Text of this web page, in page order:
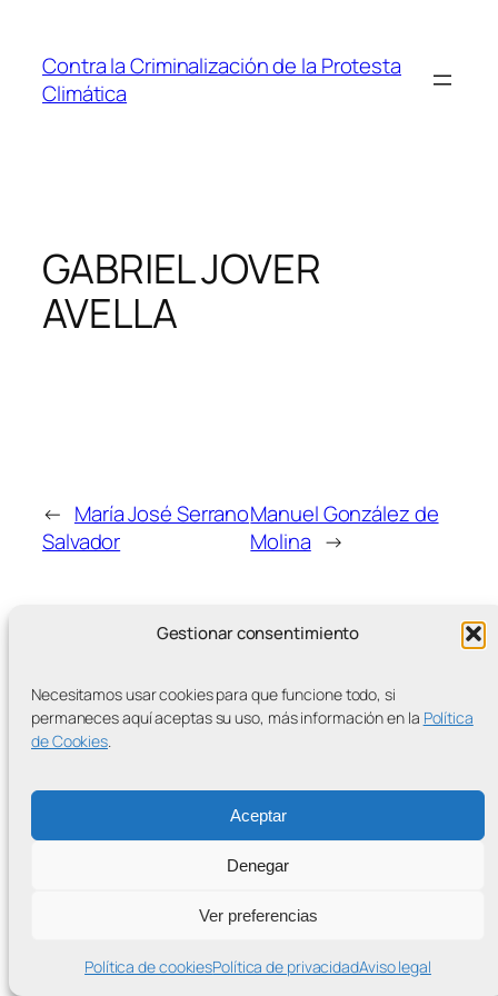
Gestionar consentimiento
Necesitamos usar cookies para que funcione todo, si
permaneces aquí aceptas su uso, más información en la Política
de Cookies.
Aceptar
Denegar
Ver preferencias
Política de cookiesPolítica de privacidadAviso legal
contenido
Contra la Criminalización de la Protesta
Climática
GABRIEL JOVER
AVELLA
← María José Serrano
Salvador
Manuel González de
Molina →
MÁS ENTRADAS
Contra la Criminalización de la Protesta Climática
WordPress